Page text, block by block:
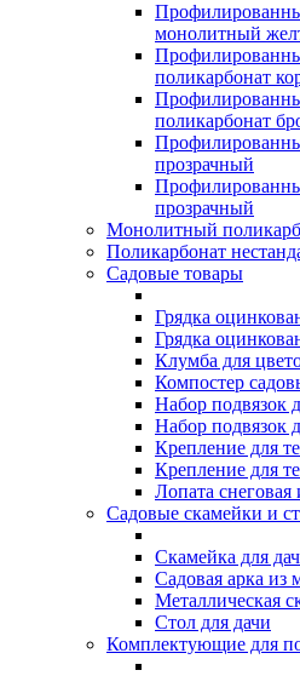
монолитный
поликарбонат
поликарбонат
прозрачный
прозрачный
Монолитный
Поликарбонат
Садовые товары
Грядка
Грядка
Клумба для
Компостер
Набор подвязок
Набор подвязок
Крепление для
Крепление для
Лопата снеговая
Садовые скамейки и
Скамейка для
Садовая арка из
Металлическая
Стол для дачи
Комплектующие для